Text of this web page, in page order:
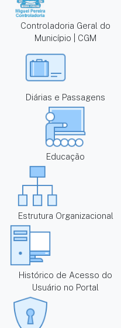
Controladoria Geral do
Município | CGM
Diárias e Passagens
Educação
Estrutura Organizacional
Histórico de Acesso do
Usuário no Portal